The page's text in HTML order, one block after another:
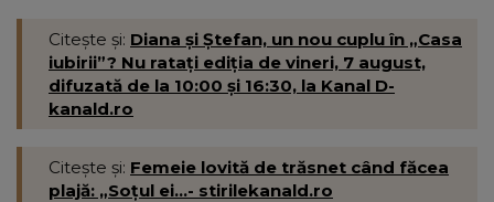
Citește și: Diana și Ștefan, un nou cuplu în „Casa
iubirii”? Nu ratați ediția de vineri, 7 august,
difuzată de la 10:00 și 16:30, la Kanal D-
kanald.ro
Citește și: Femeie lovită de trăsnet când făcea
plajă: „Soțul ei...- stirilekanald.ro